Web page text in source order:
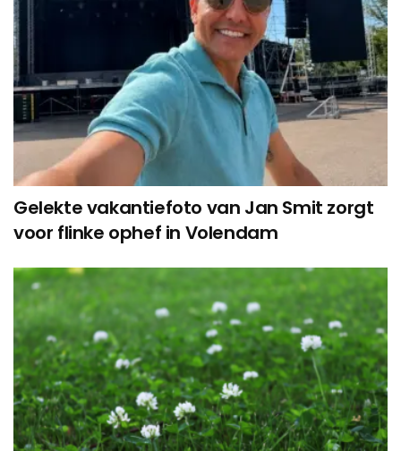
Gelekte vakantiefoto van Jan Smit zorgt
voor flinke ophef in Volendam